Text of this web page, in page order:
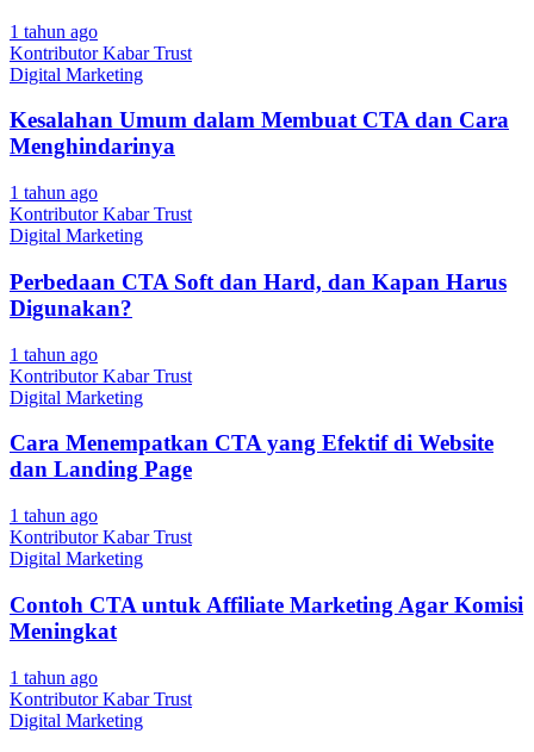
1 tahun ago
Kontributor Kabar Trust
Digital Marketing
Kesalahan Umum dalam Membuat CTA dan Cara
Menghindarinya
1 tahun ago
Kontributor Kabar Trust
Digital Marketing
Perbedaan CTA Soft dan Hard, dan Kapan Harus
Digunakan?
1 tahun ago
Kontributor Kabar Trust
Digital Marketing
Cara Menempatkan CTA yang Efektif di Website
dan Landing Page
1 tahun ago
Kontributor Kabar Trust
Digital Marketing
Contoh CTA untuk Affiliate Marketing Agar Komisi
Meningkat
1 tahun ago
Kontributor Kabar Trust
Digital Marketing